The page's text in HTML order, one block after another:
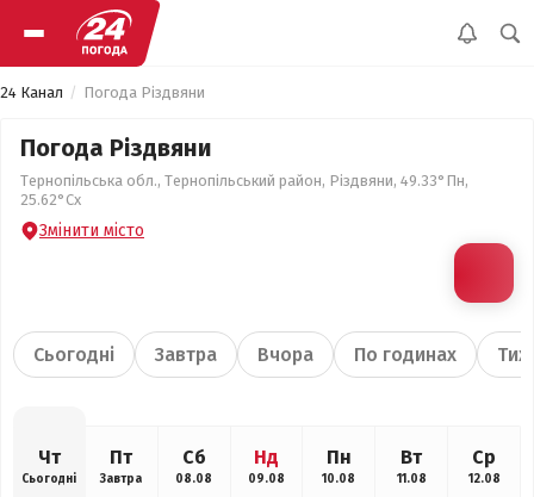
24 Канал Погода Різдвяни
Погода Різдвяни
Тернопільська обл., Тернопільський район, Різдвяни, 49.33°Пн,
25.62°Сх
Змінити місто
Сьогодні Завтра Вчора По годинах
Чт
Сьогодні
Пт
Завтра
Сб
08.08
Нд
09.08
Пн
10.08
Вт
11.08
Ср
12.08